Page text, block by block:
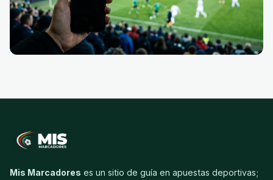
Mis Marcadores es un sitio de guía en apuestas deportivas;